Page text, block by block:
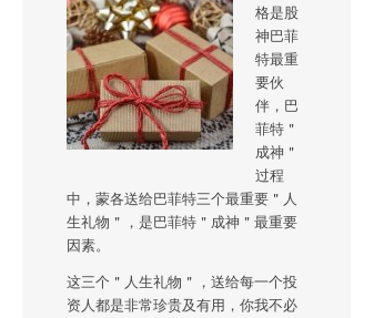
格是股
神巴菲
特最重
要伙
伴，巴
菲特＂
成神＂
过程
中，蒙各送给巴菲特三个最重要＂人
生礼物＂，是巴菲特＂成神＂最重要
因素。
这三个＂人生礼物＂，送给每一个投
资人都是非常珍贵及有用，你我不必